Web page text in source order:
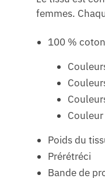
femmes.
100 %
Poids du
Prérétréci
Bande de